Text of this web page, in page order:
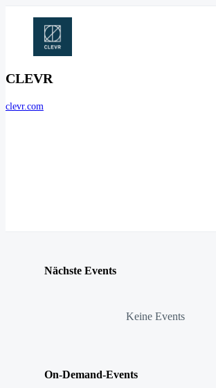
CLEVR
clevr.com
Nächste Events
Keine Events
On-Demand-Events